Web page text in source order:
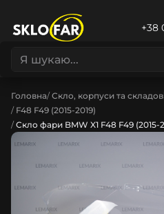
+38
Головна Скло, корпуси та
F48 F49 (2015-2019)
Скло фари BMW X1 F48 F49 (2015-